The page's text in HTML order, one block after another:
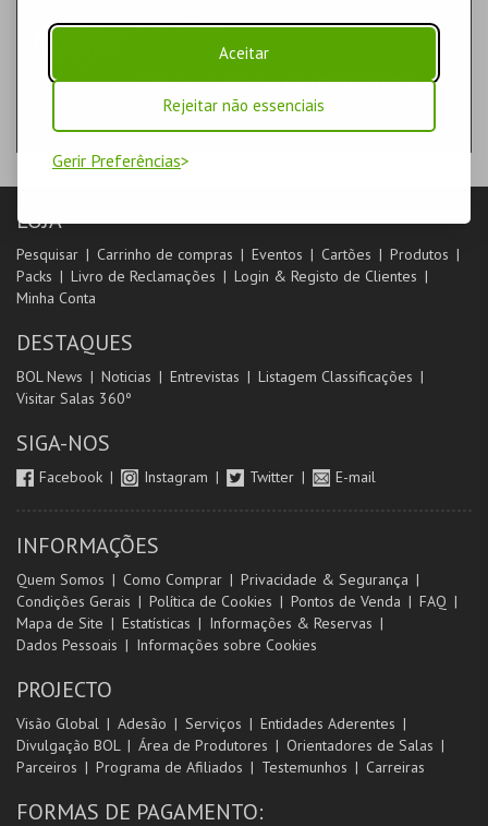
Aceitar
Rejeitar não essenciais
Gerir Preferências
VILA VEDRA
CÂMARA MUNICIPAL DE TORRES VEDRAS
LOJA
Pesquisar Carrinho de compras Eventos Cartões
Produtos
Packs
Livro de Reclamações
Login & Registo de Clientes
Minha Conta
DESTAQUES
BOL News Noticias Entrevistas
Listagem Classificações
Visitar Salas 360º
SIGA-NOS
Facebook Instagram Twitter E-mail
INFORMAÇÕES
Quem Somos Como Comprar
Privacidade & Segurança
Condições Gerais
Política de Cookies Pontos de Venda
FAQ
Mapa de Site
Estatísticas
Informações & Reservas
Dados Pessoais
Informações sobre Cookies
PROJECTO
Visão Global Adesão Serviços
Entidades Aderentes
Divulgação BOL
Área de Produtores
Orientadores de Salas
Parceiros
Programa de Afiliados Testemunhos Carreiras
FORMAS DE PAGAMENTO: